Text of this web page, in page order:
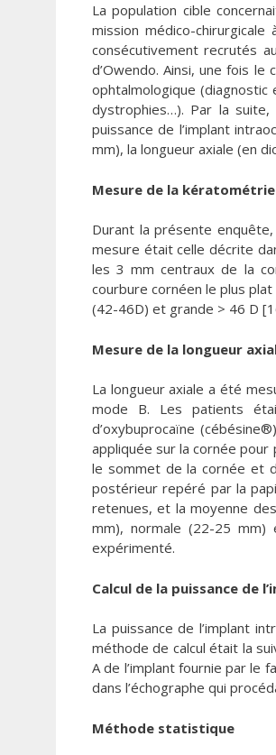
La population cible
mission médico-
consécutivement recrutés
d’Owendo. Ainsi, une fois
ophtalmologique
dystrophies…). Par la suite,
puissance de l’implant
mm), la longueur axiale (en
Mesure de la kératométrie
Durant la présente
mesure était celle décrite
les 3 mm centraux de la
courbure cornéen le plus
(42-46D) et grande > 46 D
Mesure de la longueur
La longueur axiale a été
mode B. Les patients
d’oxybuprocaïne
appliquée sur la cornée pour
le sommet de la cornée et
postérieur repéré par la
retenues, et la moyenne
mm), normale (22-25
expérimenté.
Calcul de la puissance de
La puissance de l’implant
méthode de calcul était la
A de l’implant fournie par le
dans l’échographe qui
Méthode statistique